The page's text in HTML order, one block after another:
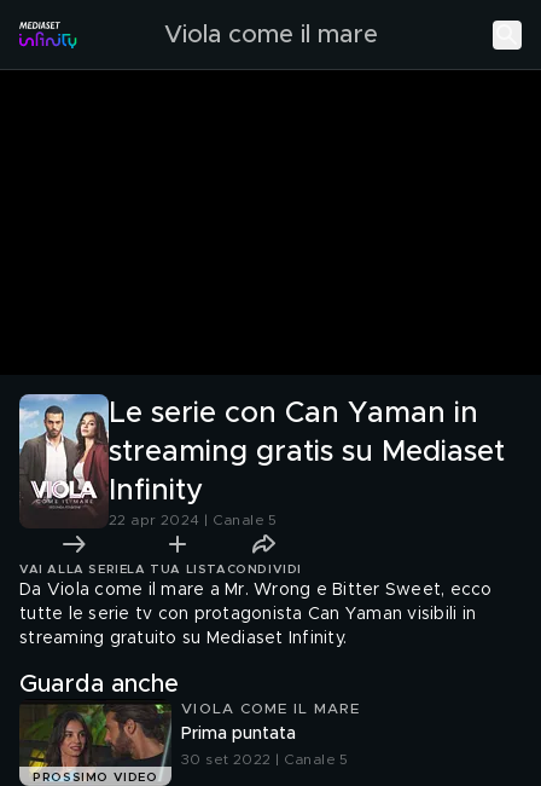
Viola come il mare
Le serie con Can Yaman in
streaming gratis su Mediaset
Infinity
22 apr 2024 | Canale 5
VAI ALLA SERIE LA TUA LISTA CONDIVIDI
Da Viola come il mare a Mr. Wrong e Bitter Sweet, ecco
tutte le serie tv con protagonista Can Yaman visibili in
streaming gratuito su Mediaset Infinity.
Guarda anche
PROSSIMO VIDEO
VIOLA COME IL MARE
Prima puntata
30 set 2022 | Canale 5